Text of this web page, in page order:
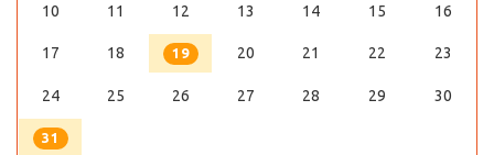
10 11 12 13 14 15 16
17 18 19 20 21 22 23
24 25 26 27 28 29 30
31